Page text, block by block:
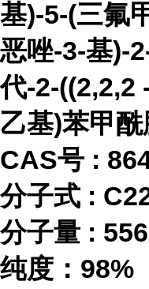
基)-5-(三氟
恶唑-3-基)-
代-2-((2,2,2
乙基)苯甲酰
CAS号 :
分子式 :
分子量 :
纯度： 98%